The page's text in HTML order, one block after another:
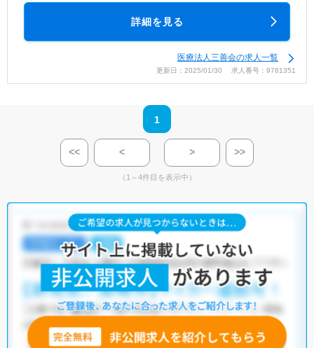
詳細を見る
医療法人三善会の求人一覧
更新日：2025/01/30 求人番号：9781351
1
<< < > >>
（1～4件目を表示中）